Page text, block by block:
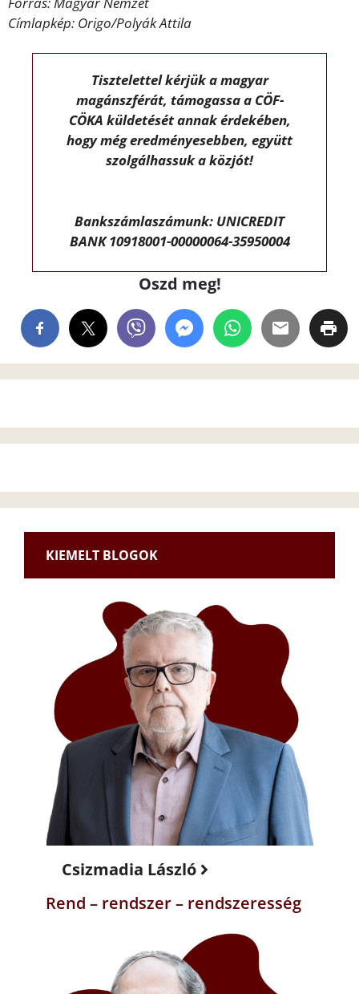
Címlapkép: Origo/Polyák Attila
Tisztelettel kérjük a magyar
magánszférát, támogassa a CÖF-
CÖKA küldetését annak érdekében,
hogy még eredményesebben, együtt
szolgálhassuk a közjót!
Bankszámlaszámunk: UNICREDIT
BANK 10918001-00000064-35950004
Oszd meg!
KIEMELT BLOGOK
Csizmadia László
Rend – rendszer – rendszeresség